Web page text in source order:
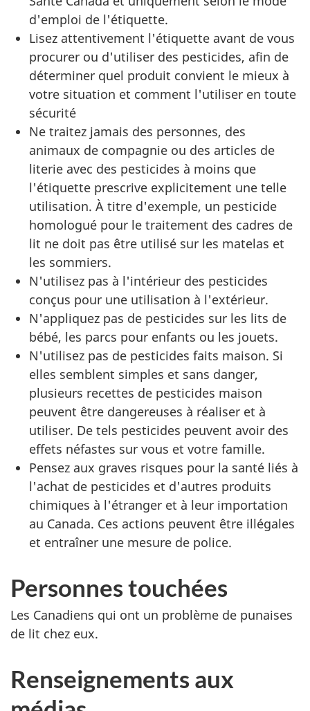
d'emploi de l'étiquette.
Lisez attentivement l'étiquette avant de vous
procurer ou d'utiliser des pesticides, afin de
déterminer quel produit convient le mieux à
votre situation et comment l'utiliser en toute
sécurité
Ne traitez jamais des personnes, des
animaux de compagnie ou des articles de
literie avec des pesticides à moins que
l'étiquette prescrive explicitement une telle
utilisation. À titre d'exemple, un pesticide
homologué pour le traitement des cadres de
lit ne doit pas être utilisé sur les matelas et
les sommiers.
N'utilisez pas à l'intérieur des pesticides
conçus pour une utilisation à l'extérieur.
N'appliquez pas de pesticides sur les lits de
bébé, les parcs pour enfants ou les jouets.
N'utilisez pas de pesticides faits maison. Si
elles semblent simples et sans danger,
plusieurs recettes de pesticides maison
peuvent être dangereuses à réaliser et à
utiliser. De tels pesticides peuvent avoir des
effets néfastes sur vous et votre famille.
Pensez aux graves risques pour la santé liés à
l'achat de pesticides et d'autres produits
chimiques à l'étranger et à leur importation
au Canada. Ces actions peuvent être illégales
et entraîner une mesure de police.
Personnes touchées
Les Canadiens qui ont un problème de punaises
de lit chez eux.
Renseignements aux